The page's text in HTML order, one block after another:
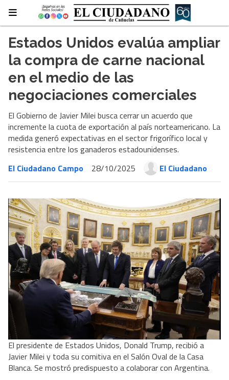
Estados Unidos evalúa ampliar
la compra de carne nacional
en el medio de las
negociaciones comerciales
El Gobierno de Javier Milei busca cerrar un acuerdo que
incremente la cuota de exportación al país norteamericano. La
medida generó expectativas en el sector frigorífico local y
resistencia entre los ganaderos estadounidenses.
El Ciudadano Campo
28/10/2025 El Ciudadano
El presidente de Estados Unidos, Donald Trump, recibió a
Javier Milei y toda su comitiva en el Salón Oval de la Casa
Blanca. Se mostró predispuesto a colaborar con Argentina.